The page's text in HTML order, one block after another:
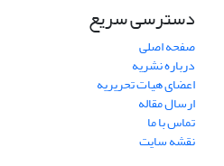
دسترسی سریع
صفحه اصلی
درباره نشریه
اعضای هیات تحریریه
ارسال مقاله
تماس با ما
نقشه سایت